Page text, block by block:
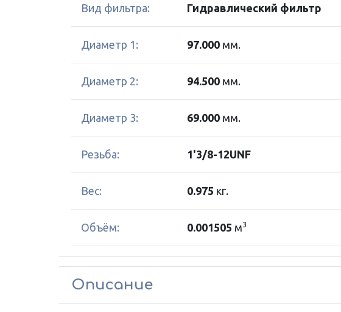
Вид фильтра: Гидравлический фильтр
Диаметр 1: 97.000 мм.
Диаметр 2: 94.500 мм.
Диаметр 3: 69.000 мм.
Резьба: 1'3/8-12UNF
Вес: 0.975 кг.
Объём: 0.001505 м3
Описание